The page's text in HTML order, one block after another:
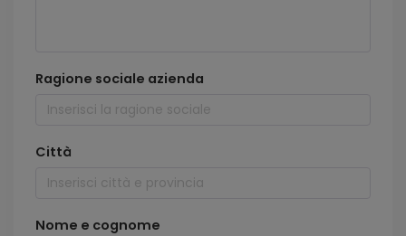
Ragione sociale azienda
Città
Nome e cognome